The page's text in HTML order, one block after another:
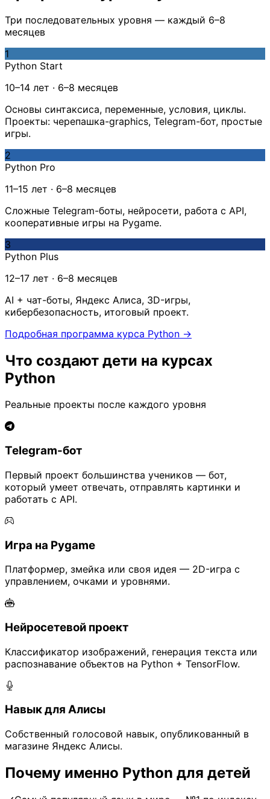
Три последовательных уровня — каждый 6–8
месяцев
1
Python Start
10–14 лет · 6–8 месяцев
Основы синтаксиса, переменные, условия, циклы.
Проекты: черепашка-graphics, Telegram-бот, простые
игры.
2
Python Pro
11–15 лет · 6–8 месяцев
Сложные Telegram-боты, нейросети, работа с API,
кооперативные игры на Pygame.
3
Python Plus
12–17 лет · 6–8 месяцев
AI + чат-боты, Яндекс Алиса, 3D-игры,
кибербезопасность, итоговый проект.
Подробная программа курса Python →
Что создают дети на курсах
Python
Реальные проекты после каждого уровня
Telegram-бот
Первый проект большинства учеников — бот,
который умеет отвечать, отправлять картинки и
работать с API.
Игра на Pygame
Платформер, змейка или своя идея — 2D-игра с
управлением, очками и уровнями.
Нейросетевой проект
Классификатор изображений, генерация текста или
распознавание объектов на Python + TensorFlow.
Навык для Алисы
Собственный голосовой навык, опубликованный в
магазине Яндекс Алисы.
Почему именно Python для детей